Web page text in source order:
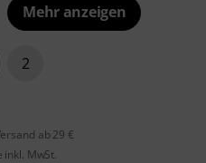
Mehr anzeigen
2
ab 29 €
inkl. MwSt.